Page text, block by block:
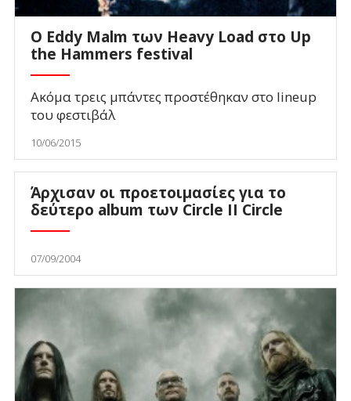
O Eddy Malm των Heavy Load στο Up
the Hammers festival
Ακόμα τρεις μπάντες προστέθηκαν στο lineup
του φεστιβάλ
10/06/2015
Άρχισαν οι προετοιμασίες για το
δεύτερο album των Circle II Circle
07/09/2004